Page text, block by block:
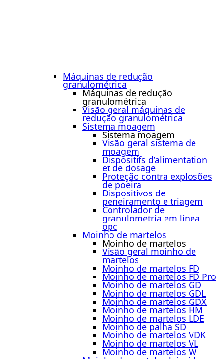
Máquinas de redução
granulométrica
Máquinas de redução
granulométrica
Visão geral máquinas de
redução granulométrica
Sistema moagem
Sistema moagem
Visão geral sistema de
moagem
Dispositifs d’alimentation
et de dosage
Proteção contra explosões
de poeira
Dispositivos de
peneiramento e triagem
Controlador de
granulometría em línea
opc
Moinho de martelos
Moinho de martelos
Visão geral moinho de
martelos
Moinho de martelos FD
Moinho de martelos FD Pro
Moinho de martelos GD
Moinho de martelos GDL
Moinho de martelos GDX
Moinho de martelos HM
Moinho de martelos LDE
Moinho de palha SD
Moinho de martelos VDK
Moinho de martelos VL
Moinho de martelos W